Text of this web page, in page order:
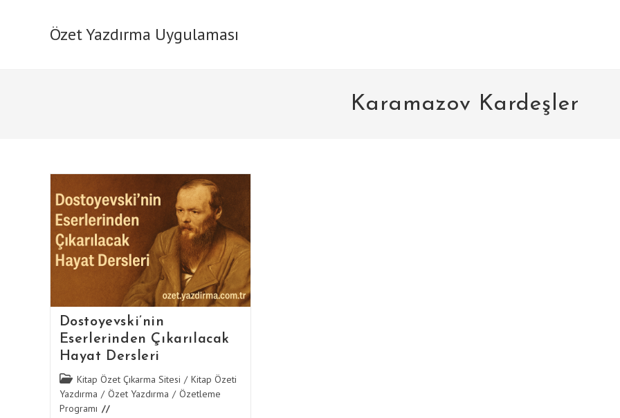
Özet Yazdırma Uygulaması
Karamazov Kardeşler
Dostoyevski’nin
Eserlerinden Çıkarılacak
Hayat Dersleri
Post
category:
Kitap Özet Çıkarma Sitesi / Kitap Özeti
Yazdırma / Özet Yazdırma / Özetleme
Programı